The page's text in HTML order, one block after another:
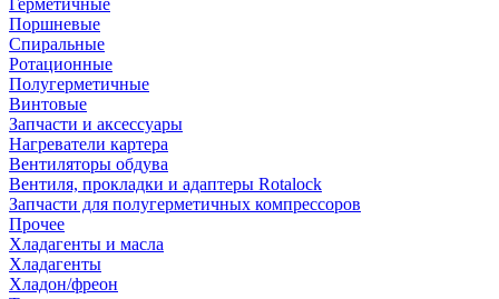
Герметичные
Поршневые
Спиральные
Ротационные
Полугерметичные
Винтовые
Запчасти и аксессуары
Нагреватели картера
Вентиляторы обдува
Вентиля, прокладки и адаптеры Rotalock
Запчасти для полугерметичных компрессоров
Прочее
Хладагенты и масла
Хладагенты
Хладон/фреон